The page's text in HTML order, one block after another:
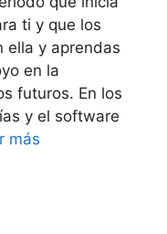
ti y que los
ella y aprendas
en la
futuros. En los
y el software
más